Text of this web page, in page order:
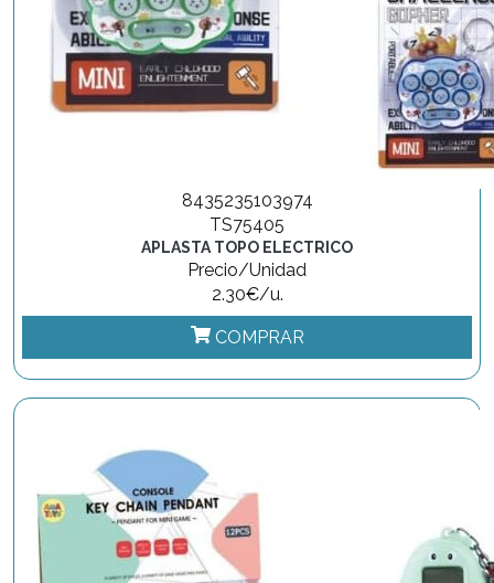
8435235103974
TS75405
APLASTA TOPO ELECTRICO
Precio/Unidad
2.30€/u.
COMPRAR